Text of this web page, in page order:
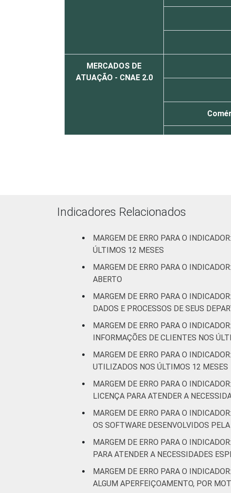
MERCADOS DE
ATUAÇÃO - CNAE 2.0
Artes,
* Base: 1678 empresas que declararam
constituem os seguintes segmentos da
coletados entre setembro de 2014 e
Fonte: NIC.br - set 2014 / mar 2015
Indicadores Relacionados
MARGEM DE ERRO PARA O
ÚLTIMOS 12 MESES
MARGEM DE ERRO PARA O
ABERTO
MARGEM DE ERRO PARA O
DADOS E PROCESSOS DE SEUS
MARGEM DE ERRO PARA O
INFORMAÇÕES DE CLIENTES NOS
MARGEM DE ERRO PARA O
UTILIZADOS NOS ÚLTIMOS 12 MESES
MARGEM DE ERRO PARA O
LICENÇA PARA ATENDER A
MARGEM DE ERRO PARA O
OS SOFTWARE DESENVOLVIDOS
MARGEM DE ERRO PARA O
PARA ATENDER A NECESSIDADES
MARGEM DE ERRO PARA O
ALGUM APERFEIÇOAMENTO, POR